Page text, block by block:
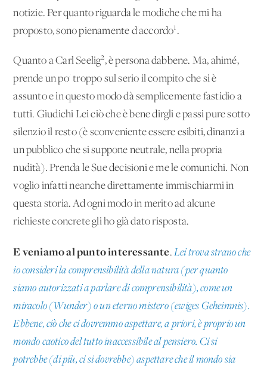
notizie. Per quanto riguarda le modiche che mi ha
proposto, sono pienamente d'accordo1 .
Quanto a Carl Seelig2, è persona dabbene. Ma, ahimé,
prende un po' troppo sul serio il compito che si è
assunto e in questo modo dà semplicemente fastidio a
tutti. Giudichi Lei ciò che è bene dirgli e passi pure sotto
silenzio il resto (è sconveniente essere esibiti, dinanzi a
un pubblico che si suppone neutrale, nella propria
nudità). Prenda le Sue decisioni e me le comunichi. Non
voglio infatti neanche direttamente immischiarmi in
questa storia. Ad ogni modo in merito ad alcune
richieste concrete gli ho già dato risposta.
E veniamo al punto interessante.Lei trova strano che
io consideri la comprensibilità della natura (per quanto
siamo autorizzati a parlare di comprensibilità), come un
miracolo (Wunder) o un eterno mistero (ewiges Geheimnis).
Ebbene, ciò che ci dovremmo aspettare, a priori, è proprio un
mondo caotico del tutto inaccessibile al pensiero. Ci si
potrebbe (di più, ci si dovrebbe) aspettare che il mondo sia